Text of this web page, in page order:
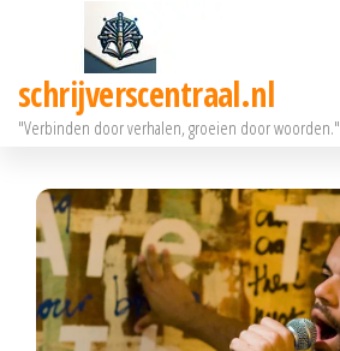
deschrijverscentraal.nl
"Verbinden door verhalen, groeien door woorden."